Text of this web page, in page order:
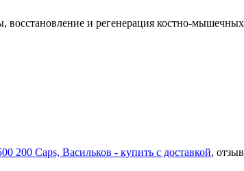
и регенерация костно-
200 Caps, Васильков - купить с доставкой,